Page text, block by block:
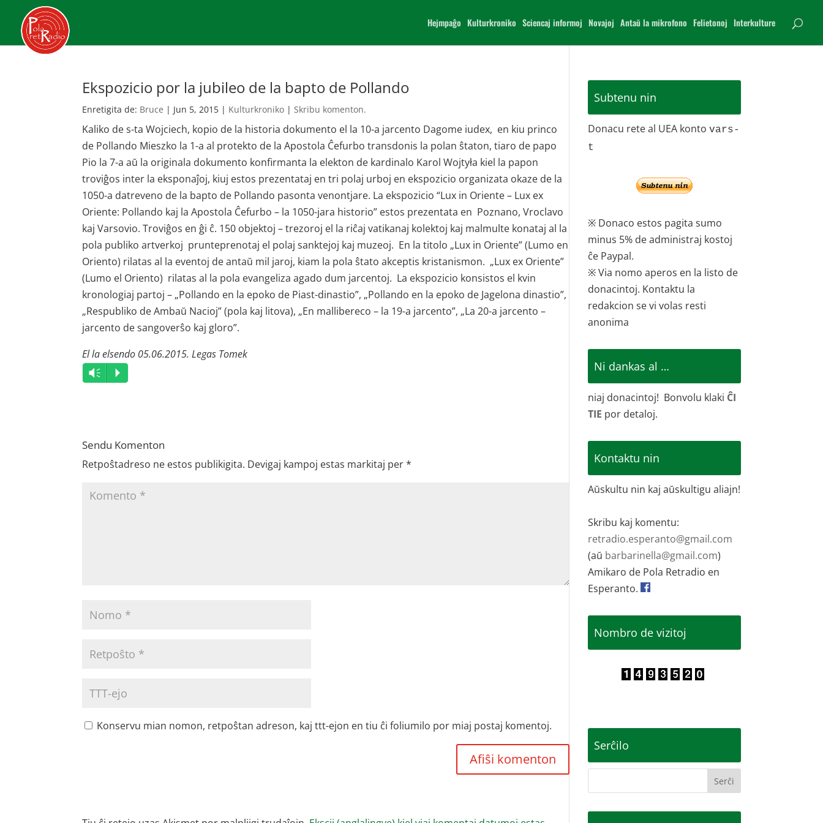
Hejmpaĝo Kulturkroniko Sciencaj informoj Novajoj Antaŭ la mikrofono Felietonoj Interkulture
Ekspozicio por la jubileo de la bapto de Pollando
Enretigita de: Bruce | Jun 5, 2015 | Kulturkroniko |Skribu komenton.
Kaliko de s-ta Wojciech, kopio de la historia dokumento el la 10-a jarcento Dagome iudex, en kiu princo
de Pollando Mieszko la 1-a al protekto de la Apostola Ĉefurbo transdonis la polan ŝtaton, tiaro de papo
Pio la 7-a aŭ la originala dokumento konfirmanta la elekton de kardinalo Karol Wojtyła kiel la papon
troviĝos inter la eksponaĵoj, kiuj estos prezentataj en tri polaj urboj en ekspozicio organizata okaze de la
1050-a datreveno de la bapto de Pollando pasonta venontjare. La ekspozicio “Lux in Oriente – Lux ex
Oriente: Pollando kaj la Apostola Ĉefurbo – la 1050-jara historio” estos prezentata en Poznano, Vroclavo
kaj Varsovio. Troviĝos en ĝi ĉ. 150 objektoj – trezoroj el la riĉaj vatikanaj kolektoj kaj malmulte konataj al la
pola publiko artverkoj prun­teprenotaj el polaj sanktejoj kaj muzeoj. En la titolo „Lux in Oriente” (Lumo en
Oriento) rilatas al la eventoj de antaŭ mil jaroj, kiam la pola ŝtato akceptis kristanismon. „Lux ex Oriente”
(Lumo el Oriento) rilatas al la pola evangeliza agado dum jarcentoj. La ekspozicio konsistos el kvin
kronologiaj partoj – „Pollando en la epoko de Piast-dinastio”, „Pollando en la epoko de Jagelona dinastio”,
„Respubliko de Ambaŭ Nacioj” (pola kaj litova), „En mallibereco – la 19-a jarcento”, „La 20-a jarcento –
jarcento de sangoverŝo kaj gloro”.
El la elsendo 05.06.2015. Legas Tomek
Audio
Player
Vm P
Sendu Komenton
Retpoŝtadreso ne estos publikigita. Devigaj kampoj estas markitaj per*
Konservu mian nomon, retpoŝtan adreson, kaj ttt-ejon en tiu ĉi foliumilo por miaj postaj komentoj.
Subtenu nin
Donacu rete al UEA kontovars-
t
※ Donaco estos pagita sumo
minus 5% de administraj kostoj
ĉe Paypal.
※ Via nomo aperos en la listo de
donacintoj. Kontaktu la
redakcion se vi volas resti
anonima
Ni dankas al …
niaj donacintoj! Bonvolu klaki ĈI
TIE por detaloj.
Kontaktu nin
Aŭskultu nin kaj aŭskultigu aliajn!
Skribu kaj komentu:
retradio.esperanto@gmail.com
(aŭ barbarinella@gmail.com)
Amikaro de Pola Retradio en
Esperanto.
Nombro de vizitoj
Serĉilo